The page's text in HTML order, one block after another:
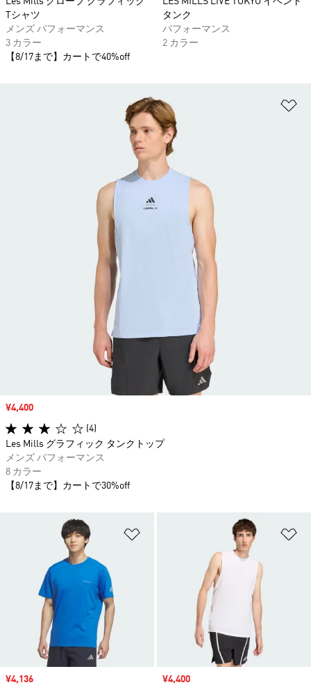
Tシャツ
メンズ パフォーマンス
3 カラー
【8/17まで】カートで40%off
タンク
パフォーマンス
2 カラー
ほしいものリストに追加
セール価格
¥4,136
セール価格
¥4,400
セール価格
¥4,400
(4)
Les Mills グラフィック タンクトップ
メンズ パフォーマンス
8 カラー
【8/17まで】カートで30%off